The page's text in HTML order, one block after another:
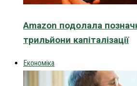
Amazon подолала
трильйони капіталізації
Економіка